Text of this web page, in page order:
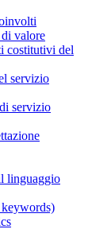
valore
costitutivi del
servizio
servizio
linguaggio